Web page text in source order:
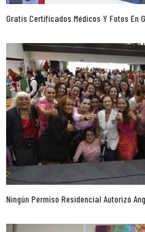
Gratis Certificados Médicos Y Fotos En
Ningún Permiso Residencial Autorizó